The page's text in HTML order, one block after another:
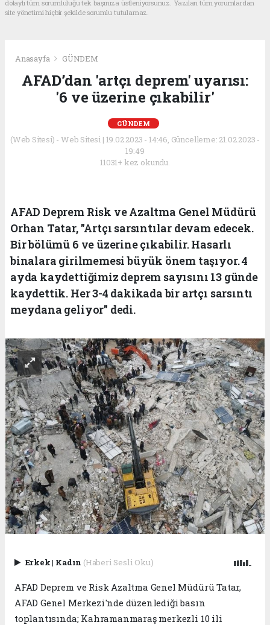
dolaylı tüm sorumluluğu tek başınıza üstleniyorsunuz. Yazılan tüm yorumlardan
site yönetimi hiçbir şekilde sorumlu tutulamaz.
Anasayfa GÜNDEM
AFAD’dan 'artçı deprem' uyarısı:
'6 ve üzerine çıkabilir'
GÜNDEM
(Web Sitesi) - Web Sitesi | 19.02.2023 - 14:46, Güncelleme: 21.02.2023 -
19:49
11031+ kez okundu.
AFAD Deprem Risk ve Azaltma Genel Müdürü
Orhan Tatar, "Artçı sarsıntılar devam edecek.
Bir bölümü 6 ve üzerine çıkabilir. Hasarlı
binalara girilmemesi büyük önem taşıyor. 4
ayda kaydettiğimiz deprem sayısını 13 günde
kaydettik. Her 3-4 dakikada bir artçı sarsıntı
meydana geliyor" dedi.
Erkek| Kadın (Haberi Sesli Oku)
AFAD Deprem ve Risk Azaltma Genel Müdürü Tatar,
AFAD Genel Merkezi'nde düzenlediği basın
toplantısında; Kahramanmaraş merkezli 10 ili